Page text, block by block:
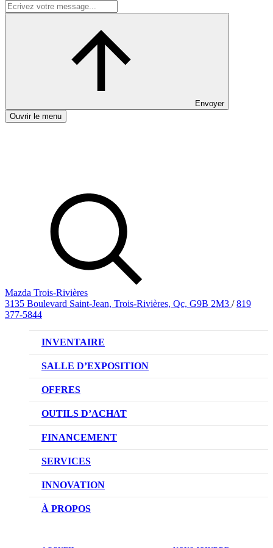
Envoyer
Ouvrir le menu
Mazda Trois-Rivières
3135 Boulevard Saint-Jean, Trois-Rivières, Qc, G9B 2M3 / 819
377-5844
INVENTAIRE
VÉHICULES NEUFS
VÉHICULES D’OCCASION
SALLE D’EXPOSITION
OFFRES
OFFRES DU CONCESSIONNAIRE
OUTILS D’ACHAT
CONFIGUREZ VOTRE VÉHICULE
RÉSERVEZ UN ESSAI ROUTIER
DEMANDEZ UN PRIX
FINANCEMENT
NOTRE DIFFÉRENCE
DEMANDE DE CRÉDIT AUTO
SERVICES
NOTRE PROMESSE
PRENDRE UN RENDEZ-VOUS
INNOVATION
TECHNOLOGIE SKYACTIV
À PROPOS